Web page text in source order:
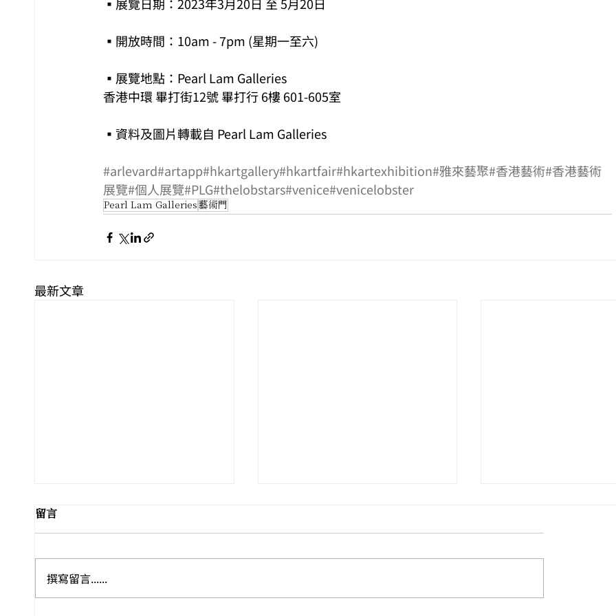
▪開放時間：10am - 7pm (星期一至六)
▪展覽地點：Pearl Lam Galleries
香港中環 畢打街12號 畢打行 6樓 601-605室
▪資料及圖片轉載自 Pearl Lam Galleries
#arlevard#artapp#hkartgallery#hkartfair#hkartexhibition#雅來藝聚#香港藝術#香港藝術
展覽#個人展覽#PLG#thelobstars#venice#venicelobster
Pearl Lam Galleries 藝術門
最新文章
留言
撰寫留言......